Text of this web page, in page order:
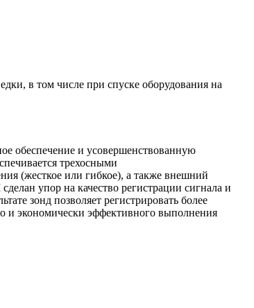
в том числе при спуске оборудования на
обеспечение и усовершенствованную
трехосными
(жесткое или гибкое), а также внешний
упор на качество регистрации сигнала и
зонд позволяет регистрировать более
и экономически эффективного выполнения